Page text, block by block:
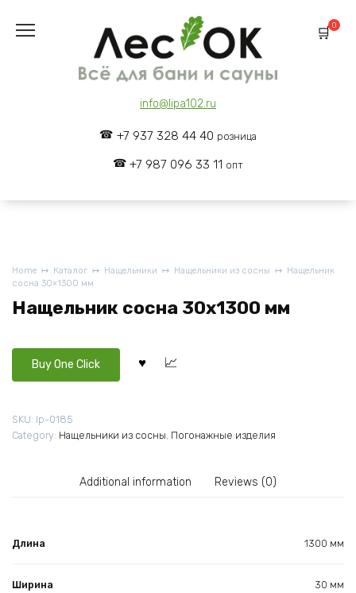
content
info@lipa102.ru
+7 937 328 44 40 розница
+7 987 096 33 11 опт
0
Home Каталог Нащельники Нащельники из сосны
Нащельник
сосна 30×1300 мм
Нащельник сосна 30x1300 мм
Buy One Click
SKU: lp-0185
Category: Нащельники из сосны Погонажные изделия
Additional information Reviews (0)
Длина 1300 мм
Ширина 30 мм